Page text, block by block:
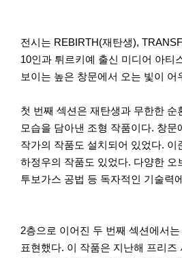
이
전
다
음
전시는 REBIRTH(재탄생),
10인과 튀르키예 출신 미디어 아티
보이는 높은 창문에서 오는 빛이
첫 번째 섹션은 재탄생과 무한한 순
모습을 담아낸 조형 작품이다. 창
작가의 작품도 설치되어 있었다. 이
하정우의 작품도 있었다. 다양한 오
투보가스 공법 등 독자적인 기술력
2층으로 이어진 두 번째 섹션에서
표현했다. 이 작품은 지난해 프리